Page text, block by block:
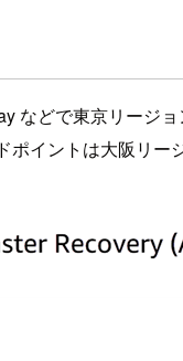
などで東京リージ
イントは大阪リー